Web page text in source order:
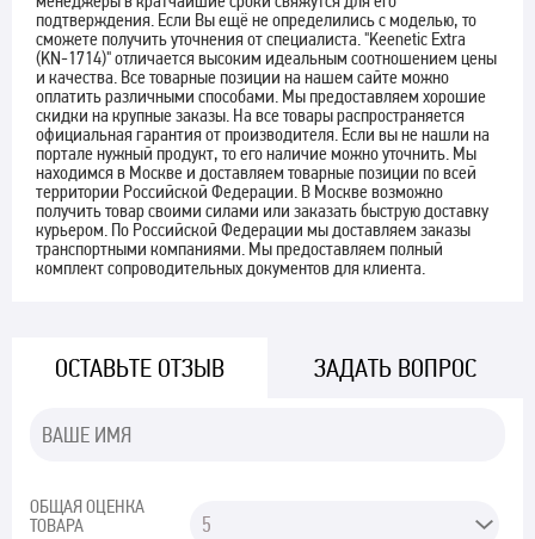
подтверждения. Если Вы ещё не определились с моделью, то
сможете получить уточнения от специалиста. "Keenetic Extra
(KN-1714)" отличается высоким идеальным соотношением цены
и качества. Все товарные позиции на нашем сайте можно
оплатить различными способами. Мы предоставляем хорошие
скидки на крупные заказы. На все товары распространяется
официальная гарантия от производителя. Если вы не нашли на
портале нужный продукт, то его наличие можно уточнить. Мы
находимся в Москве и доставляем товарные позиции по всей
территории Российской Федерации. В Москве возможно
получить товар своими силами или заказать быструю доставку
курьером. По Российской Федерации мы доставляем заказы
транспортными компаниями. Мы предоставляем полный
комплект сопроводительных документов для клиента.
ОСТАВЬТЕ ОТЗЫВ ЗАДАТЬ ВОПРОС
ОБЩАЯ ОЦЕНКА
ТОВАРА